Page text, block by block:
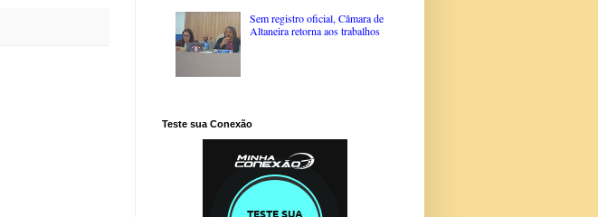
Sem registro oficial, Câmara de
Altaneira retorna aos trabalhos
Teste sua Conexão